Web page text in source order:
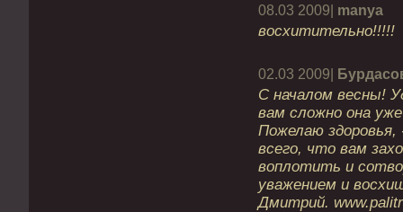
08.03 2009| manya
восхитительно!!!!!
02.03 2009|
С началом весны!
вам сложно она
Пожелаю здоровья,
всего, что вам
воплотить и
уважением и
Дмитрий.